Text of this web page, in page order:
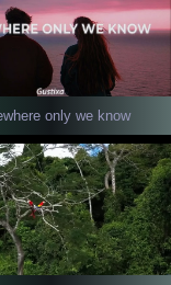
only we know